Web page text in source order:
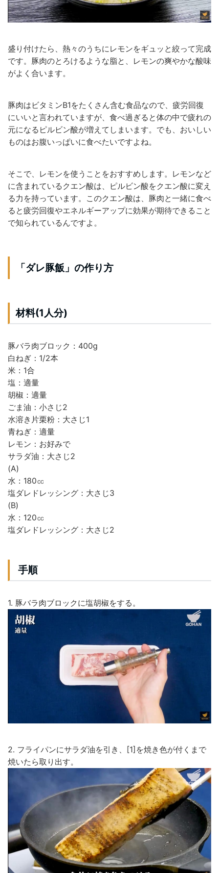
盛り付けたら、熱々のうちにレモンをギュッと絞って完成
です。豚肉のとろけるような脂と、レモンの爽やかな酸味
がよく合います。
豚肉はビタミンB1をたくさん含む食品なので、疲労回復
にいいと言われていますが、食べ過ぎると体の中で疲れの
元になるピルビン酸が増えてしまいます。でも、おいしい
ものはお腹いっぱいに食べたいですよね。
そこで、レモンを使うことをおすすめします。レモンなど
に含まれているクエン酸は、ピルビン酸をクエン酸に変え
る力を持っています。このクエン酸は、豚肉と一緒に食べ
ると疲労回復やエネルギーアップに効果が期待できること
で知られているんですよ。
「ダレ豚飯」の作り方
材料(1人分)
豚バラ肉ブロック：400g
白ねぎ：1/2本
米：1合
塩：適量
胡椒：適量
ごま油：小さじ2
水溶き片栗粉：大さじ1
青ねぎ：適量
レモン：お好みで
サラダ油：大さじ2
(A)
水：180㏄
塩ダレドレッシング：大さじ3
(B)
水：120㏄
塩ダレドレッシング：大さじ2
手順
1. 豚バラ肉ブロックに塩胡椒をする。
2. フライパンにサラダ油を引き、[1]を焼き色が付くまで
焼いたら取り出す。